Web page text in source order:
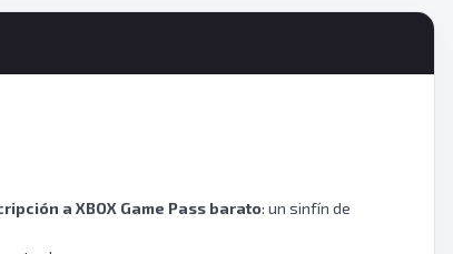
a XBOX Game Pass barato: un sinfín de